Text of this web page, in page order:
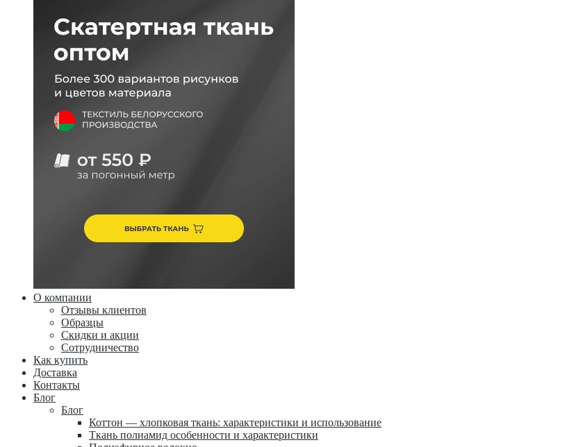
О компании
Отзывы клиентов
Образцы
Скидки и акции
Сотрудничество
Как купить
Доставка
Контакты
Блог
Блог
Коттон — хлопковая ткань: характеристики и использование
Ткань полиамид особенности и характеристики